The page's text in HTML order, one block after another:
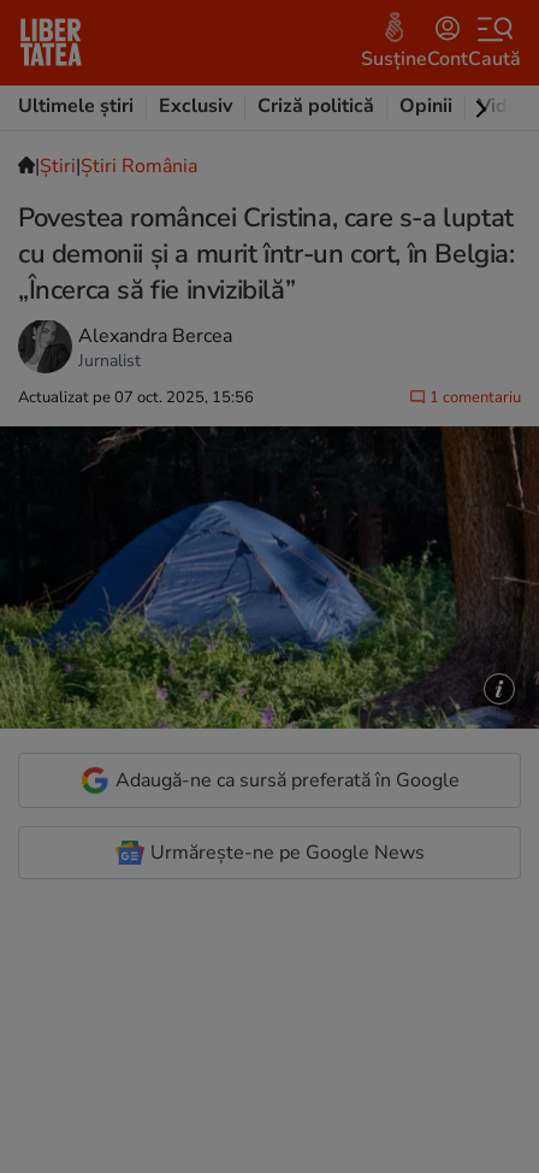
SusțineContCaută
Ultimele știri
Exclusiv Criză politică Opinii Video
|Ştiri|Știri România
Povestea româncei Cristina, care s-a luptat
cu demonii și a murit într-un cort, în Belgia:
„Încerca să fie invizibilă”
Alexandra Bercea
Jurnalist
Actualizat pe 07 oct. 2025, 15:56 1 comentariu
Adaugă-ne ca sursă preferată în Google
Urmărește-ne pe Google News